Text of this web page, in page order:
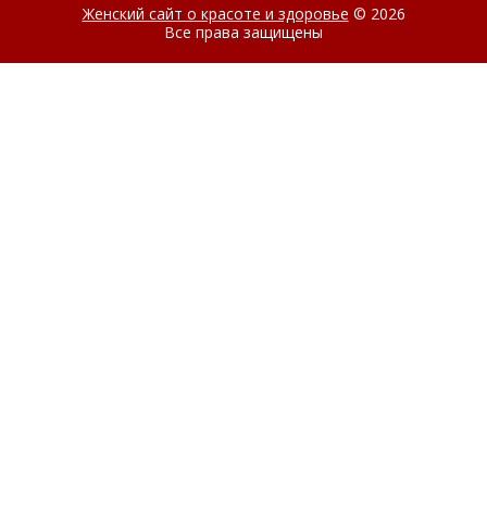
Женский сайт о красоте и здоровье © 2026
Все права защищены